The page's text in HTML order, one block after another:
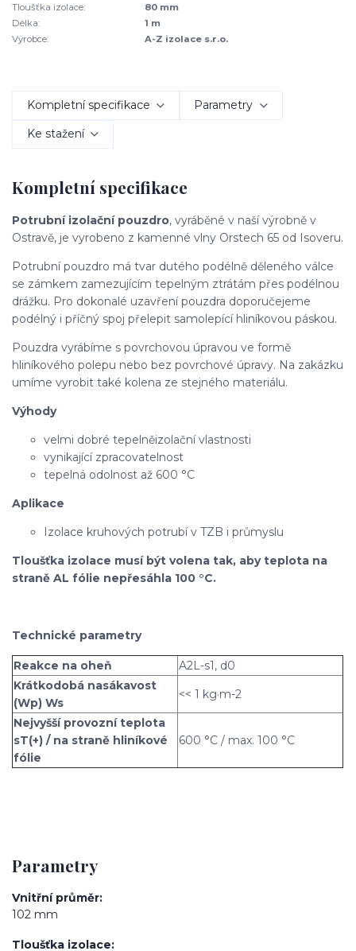
Tloušťka izolace:
80 mm
Délka:
1 m
Výrobce:
A-Z izolace s.r.o.
Kompletní specifikace Parametry
Ke stažení
Kompletní specifikace
Potrubní izolační pouzdro, vyráběné v naší výrobně v
Ostravě, je vyrobeno z kamenné vlny Orstech 65 od Isoveru.
Potrubní pouzdro má tvar dutého podélně děleného válce
se zámkem zamezujícím tepelným ztrátám přes podélnou
drážku. Pro dokonalé uzavření pouzdra doporučejeme
podélný i příčný spoj přelepit samolepící hliníkovou páskou.
Pouzdra vyrábíme s povrchovou úpravou ve formě
hliníkového polepu nebo bez povrchové úpravy. Na zakázku
umíme vyrobit také kolena ze stejného materiálu.
Výhody
velmi dobré tepelněizolační vlastnosti
vynikající zpracovatelnost
tepelná odolnost až 600 °C
Aplikace
Izolace kruhových potrubí v TZB i průmyslu
Tloušťka izolace musí být volena tak, aby teplota na
straně AL fólie nepřesáhla 100 °C.
Technické parametry
Reakce na oheň
A2L-s1, d0
Krátkodobá nasákavost
(Wp) Ws
<< 1 kg·m-2
Nejvyšší provozní teplota
sT(+) / na straně hliníkové
fólie
600 °C / max. 100 °C
Parametry
Vnitřní průměr
102 mm
Tloušťka izolace